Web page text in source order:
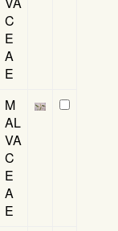
C
E
A
E
M
AL
VA
C
E
A
E